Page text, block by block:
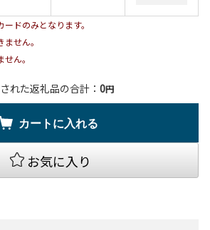
ドのみとなります。
せん。
ん。
れた返礼品の合計： 0円
カートに入れる
お気に入り